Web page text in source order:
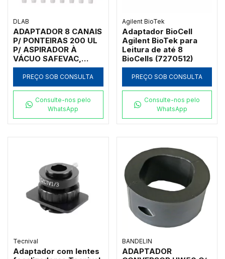
DLAB
ADAPTADOR 8 CANAIS
P/ PONTEIRAS 200 UL
P/ ASPIRADOR À
VÁCUO SAFEVAC,
ECOVAC E SMARTVAC
PREÇO SOB CONSULTA
Consulte-nos pelo
WhatsApp
Agilent BioTek
Adaptador BioCell
Agilent BioTek para
Leitura de até 8
BioCells (7270512)
PREÇO SOB CONSULTA
Consulte-nos pelo
WhatsApp
Tecnival
Adaptador com lentes
BANDELIN
ADAPTADOR